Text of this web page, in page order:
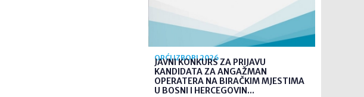
OPĆI IZBORI 2026
JAVNI KONKURS ZA PRIJAVU
KANDIDATA ZA ANGAŽMAN
OPERATERA NA BIRAČKIM MJESTIMA
U BOSNI I HERCEGOVIN...